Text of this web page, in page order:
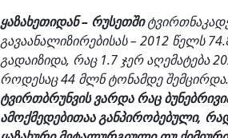
ყაზახეთიდან – რუსეთში
გავაანალიზირებისას – 2012 წელს
გადაიზიდა, რაც 1.7 ჯერ აღემატება
როდესაც 44 მლნ ტონამდე შემცირდა.
ტვირთბრუნვის ვარდა რაც
ამოქმედებითაა განპირობებული,